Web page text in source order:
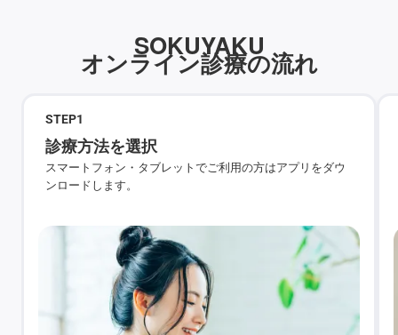
SOKUYAKU
オンライン診療の流れ
STEP1
診療方法を選択
スマートフォン・タブレットでご利用の方はアプリをダウ
ンロードします。